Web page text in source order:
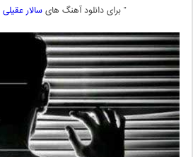
” برای دانلود آهنگ هایسالار عقیلی